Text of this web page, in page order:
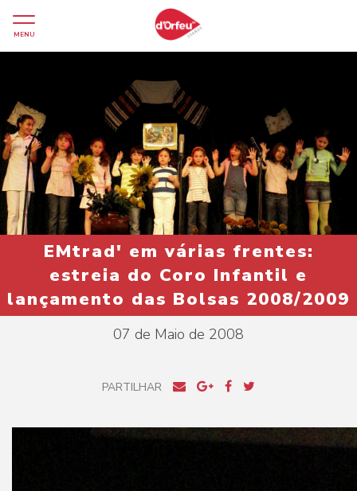
MENU
EMtrad' em várias frentes:
estreia do Coro Infantil e
lançamento das Bolsas 2008/2009
07 de Maio de 2008
PARTILHAR